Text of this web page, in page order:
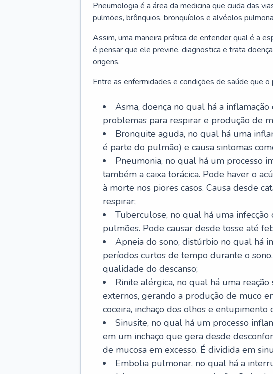
Pneumologia é a área da medicina que cuida das
pulmões, brônquios, bronquíolos e alvéolos
Assim, uma maneira prática de entender qual é a
é pensar que ele previne, diagnostica e trata
origens.
Entre as enfermidades e condições de saúde que
Asma, doença no qual há a inflamação
problemas para respirar e produção de
Bronquite aguda, no qual há uma
é parte do pulmão) e causa sintomas
Pneumonia, no qual há um processo
também a caixa torácica. Pode haver o
à morte nos piores casos. Causa desde
respirar;
Tuberculose, no qual há uma
pulmões. Pode causar desde tosse até
Apneia do sono, distúrbio no qual há
períodos curtos de tempo durante o
qualidade do descanso;
Rinite alérgica, no qual há uma
externos, gerando a produção de muco
coceira, inchaço dos olhos e entupimento
Sinusite, no qual há um processo
em um inchaço que gera desde
de mucosa em excesso. É dividida em
Embolia pulmonar, no qual há a